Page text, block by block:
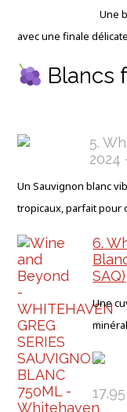
Une
avec une finale
Blancs
5.
2024
Un Sauvignon blanc
tropicaux, parfait pour
6.
SAQ)
Une